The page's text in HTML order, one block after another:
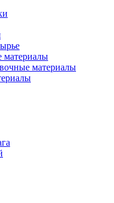
материалы
материалы